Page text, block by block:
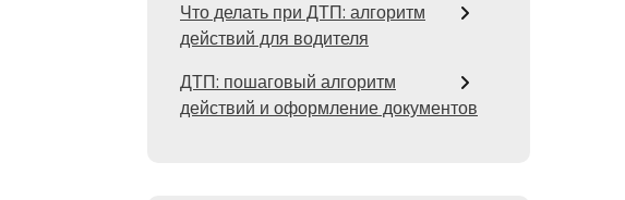
Что делать при ДТП: алгоритм
действий для водителя
ДТП: пошаговый алгоритм
действий и оформление документов